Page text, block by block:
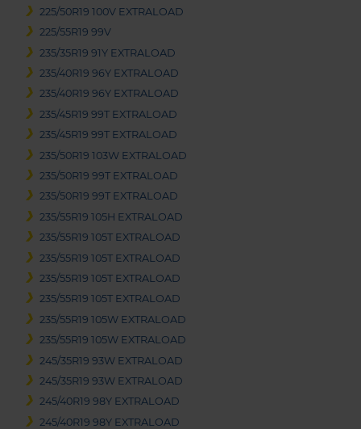
225/50R19 100V EXTRALOAD
225/55R19 99V
235/35R19 91Y EXTRALOAD
235/40R19 96Y EXTRALOAD
235/40R19 96Y EXTRALOAD
235/45R19 99T EXTRALOAD
235/45R19 99T EXTRALOAD
235/50R19 103W EXTRALOAD
235/50R19 99T EXTRALOAD
235/50R19 99T EXTRALOAD
235/55R19 105H EXTRALOAD
235/55R19 105T EXTRALOAD
235/55R19 105T EXTRALOAD
235/55R19 105T EXTRALOAD
235/55R19 105T EXTRALOAD
235/55R19 105W EXTRALOAD
235/55R19 105W EXTRALOAD
245/35R19 93W EXTRALOAD
245/35R19 93W EXTRALOAD
245/40R19 98Y EXTRALOAD
245/40R19 98Y EXTRALOAD